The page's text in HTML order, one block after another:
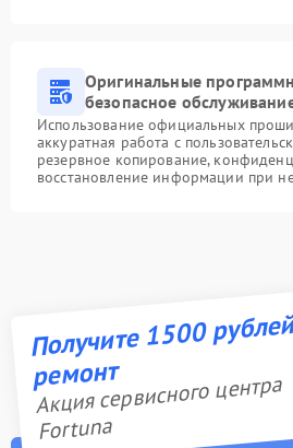
Оригинальные
безопасное
Использование официальных
аккуратная работа с
резервное копирование,
восстановление информации при
Получите 1500
ремонт
Акция сервисного центра
Fortuna